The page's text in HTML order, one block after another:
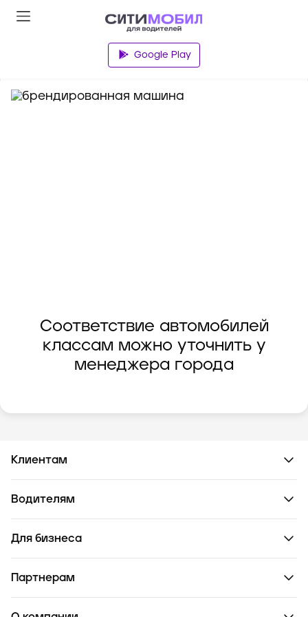
Google Play
Соответствие автомобилей
классам можно уточнить у
менеджера города
Клиентам
Водителям
Для бизнеса
Партнерам